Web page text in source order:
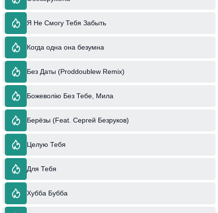
Я Не Смогу Тебя Забыть
Когда одна она безумна
Без Даты (Proddoublew Remix)
Божеволію Без Тебе, Мила
Берёзы (Feat. Сергей Безруков)
Целую Тебя
Для Тебя
Хубба Бубба